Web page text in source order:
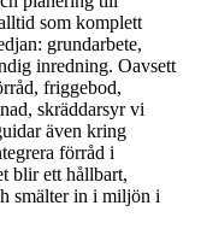
som komplett
grundarbete,
inredning. Oavsett
friggebod,
skräddarsyr vi
även kring
förråd i
blir ett hållbart,
smälter in i miljön i